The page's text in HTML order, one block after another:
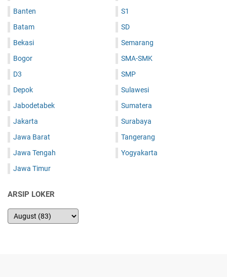
Banten
Batam
Bekasi
Bogor
D3
Depok
Jabodetabek
Jakarta
Jawa Barat
Jawa Tengah
Jawa Timur
S1
SD
Semarang
SMA-SMK
SMP
Sulawesi
Sumatera
Surabaya
Tangerang
Yogyakarta
ARSIP LOKER